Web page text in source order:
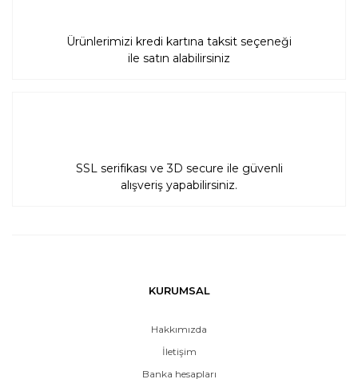
Ürünlerimizi kredi kartına taksit seçeneği
ile satın alabilirsiniz
SSL serifikası ve 3D secure ile güvenli
alışveriş yapabilirsiniz.
KURUMSAL
Hakkımızda
İletişim
Banka hesapları